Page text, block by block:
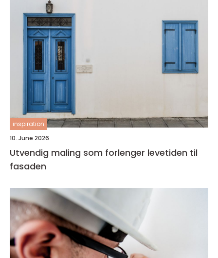
inspiration
10. June 2026
Utvendig maling som forlenger levetiden til
fasaden